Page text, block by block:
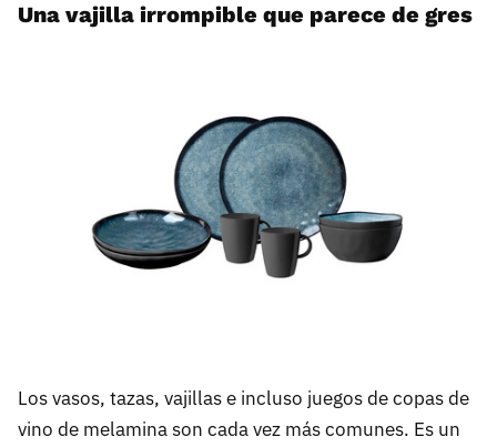
Una vajilla irrompible que parece de gres
Los vasos, tazas, vajillas e incluso juegos de copas de
vino de melamina son cada vez más comunes. Es un